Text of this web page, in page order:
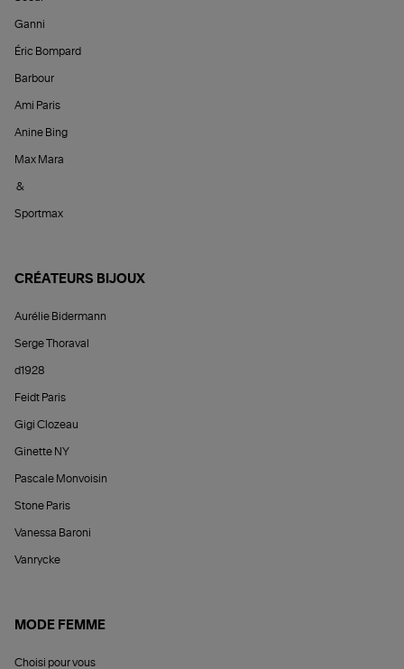
Ganni
Éric Bompard
Barbour
Ami Paris
Anine Bing
Max Mara
&
Sportmax
CRÉATEURS BIJOUX
Aurélie Bidermann
Serge Thoraval
d1928
Feidt Paris
Gigi Clozeau
Ginette NY
Pascale Monvoisin
Stone Paris
Vanessa Baroni
Vanrycke
MODE FEMME
Choisi pour vous